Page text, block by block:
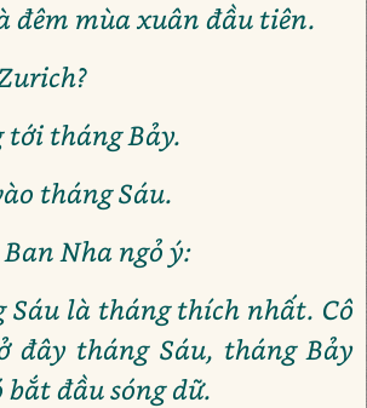
đêm mùa xuân đầu tiên.
tháng Bảy.
tháng Sáu.
Nha ngỏ ý:
Sáu là tháng thích nhất. Cô
đây tháng Sáu, tháng Bảy
đầu sóng dữ.